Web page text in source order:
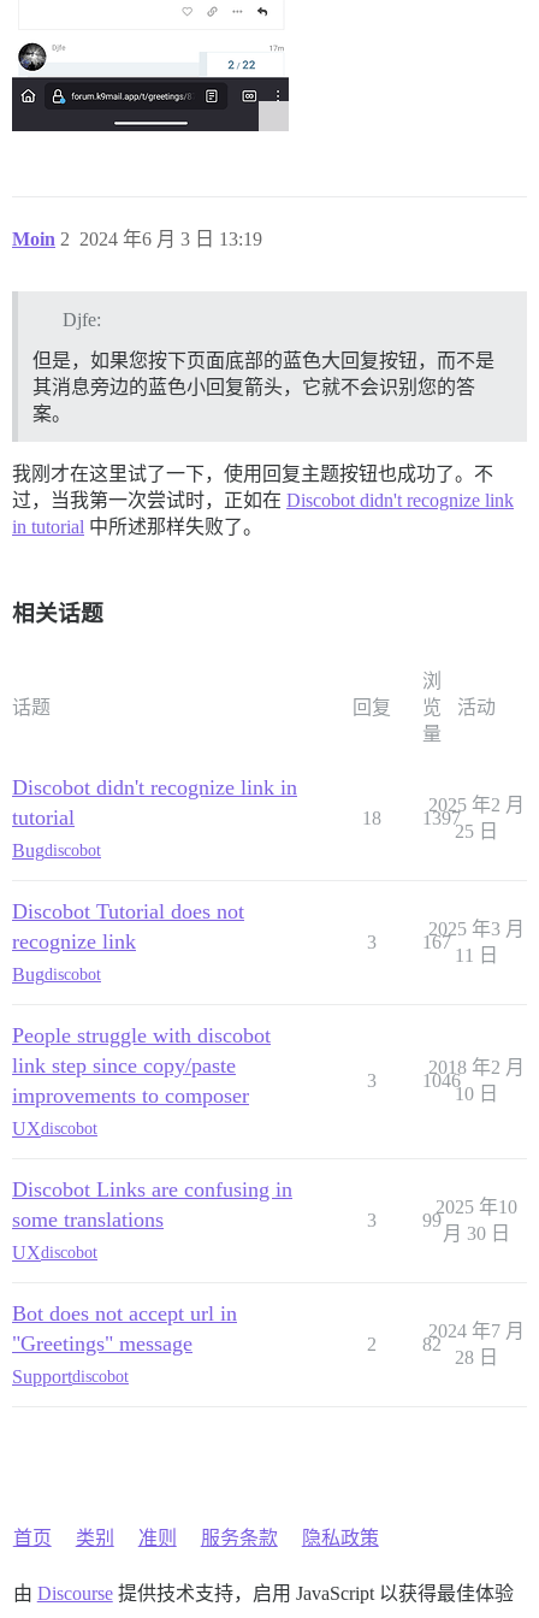
Moin 2024 年6 月 3 日 13:19
2
Djfe:
但是，如果您按下页面底部的蓝色大回复按钮，而不是
其消息旁边的蓝色小回复箭头，它就不会识别您的答
案。
我刚才在这里试了一下，使用回复主题按钮也成功了。不
过，当我第一次尝试时，正如在 Discobot didn't recognize link
in tutorial 中所述那样失败了。
相关话题
话题 回复
浏
览
量
活动
Discobot didn't recognize link in
tutorial
Bugdiscobot
18 1397
2025 年2 月
25 日
Discobot Tutorial does not
recognize link
Bugdiscobot
3 167
2025 年3 月
11 日
People struggle with discobot
link step since copy/paste
improvements to composer
UXdiscobot
3 1046
2018 年2 月
10 日
Discobot Links are confusing in
some translations
UXdiscobot
3 99
2025 年10
月 30 日
Bot does not accept url in
"Greetings" message
Supportdiscobot
2 82
2024 年7 月
28 日
首页 类别 准则 服务条款 隐私政策
由 Discourse提供技术支持，启用 JavaScript 以获得最佳体验